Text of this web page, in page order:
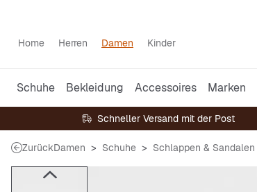
Home Herren Damen Kinder
Schuhe Bekleidung Accessoires Marken
Schneller Versand mit der Post
ZurückDamen Schuhe Schlappen & Sandalen